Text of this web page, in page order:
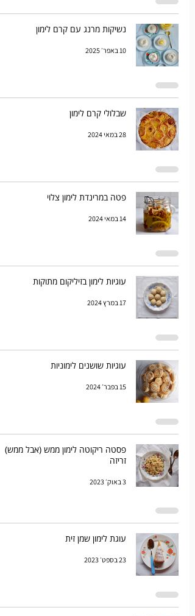
נשיקות מרנג עם קרם לימון
10 באפר׳ 2025
שבלולי קרם לימון
28 במאי 2024
פטה במרינדת לימון צלוי
14 במאי 2024
עוגיות לימון בזיליקום מתוקות
17 במרץ 2024
עוגיות שושנים לימוניות
15 בפבר׳ 2024
פסטה ריקוטה לימון ממש (אבל ממש)
זריזה
3 באוק׳ 2023
עוגת לימון שמן זית
23 בספט׳ 2023